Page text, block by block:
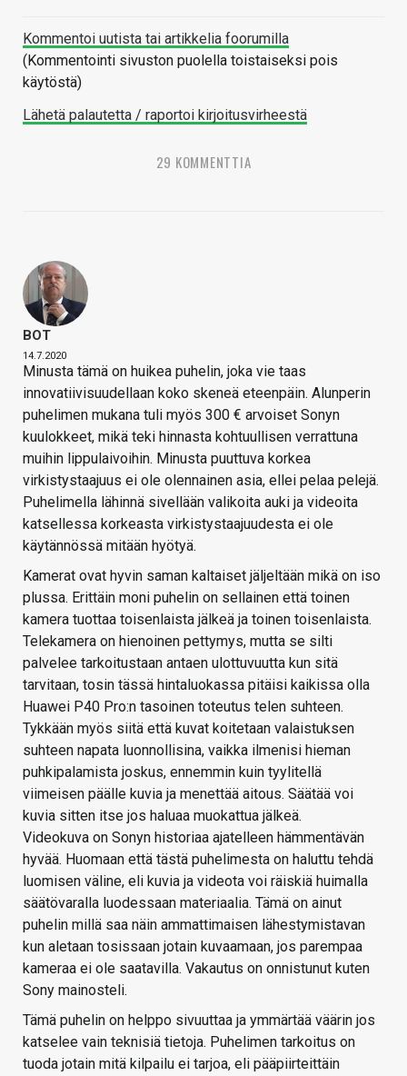
Kommentoi uutista tai artikkelia foorumilla
(Kommentointi sivuston puolella toistaiseksi pois
käytöstä)
Lähetä palautetta / raportoi kirjoitusvirheestä
29 KOMMENTTIA
BOT
14.7.2020
Minusta tämä on huikea puhelin, joka vie taas
innovatiivisuudellaan koko skeneä eteenpäin. Alunperin
puhelimen mukana tuli myös 300 € arvoiset Sonyn
kuulokkeet, mikä teki hinnasta kohtuullisen verrattuna
muihin lippulaivoihin. Minusta puuttuva korkea
virkistystaajuus ei ole olennainen asia, ellei pelaa pelejä.
Puhelimella lähinnä sivellään valikoita auki ja videoita
katsellessa korkeasta virkistystaajuudesta ei ole
käytännössä mitään hyötyä.
Kamerat ovat hyvin saman kaltaiset jäljeltään mikä on iso
plussa. Erittäin moni puhelin on sellainen että toinen
kamera tuottaa toisenlaista jälkeä ja toinen toisenlaista.
Telekamera on hienoinen pettymys, mutta se silti
palvelee tarkoitustaan antaen ulottuvuutta kun sitä
tarvitaan, tosin tässä hintaluokassa pitäisi kaikissa olla
Huawei P40 Pro:n tasoinen toteutus telen suhteen.
Tykkään myös siitä että kuvat koitetaan valaistuksen
suhteen napata luonnollisina, vaikka ilmenisi hieman
puhkipalamista joskus, ennemmin kuin tyylitellä
viimeisen päälle kuvia ja menettää aitous. Säätää voi
kuvia sitten itse jos haluaa muokattua jälkeä.
Videokuva on Sonyn historiaa ajatelleen hämmentävän
hyvää. Huomaan että tästä puhelimesta on haluttu tehdä
luomisen väline, eli kuvia ja videota voi räiskiä huimalla
säätövaralla luodessaan materiaalia. Tämä on ainut
puhelin millä saa näin ammattimaisen lähestymistavan
kun aletaan tosissaan jotain kuvaamaan, jos parempaa
kameraa ei ole saatavilla. Vakautus on onnistunut kuten
Sony mainosteli.
Tämä puhelin on helppo sivuuttaa ja ymmärtää väärin jos
katselee vain teknisiä tietoja. Puhelimen tarkoitus on
tuoda jotain mitä kilpailu ei tarjoa, eli pääpiirteittäin